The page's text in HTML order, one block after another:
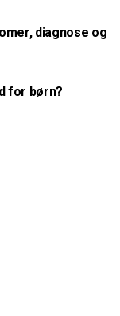
diagnose og
for børn?